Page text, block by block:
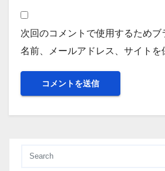
次回のコメントで使用するためブ
名前、メールアドレス、サイトを